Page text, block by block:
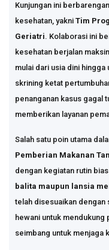
Kunjungan ini
kesehatan, yakni Tim
Geriatri. Kolaborasi ini
kesehatan berjalan
mulai dari usia dini
skrining ketat
penanganan kasus gagal
memberikan layanan
Salah satu poin utama
Pemberian Makanan
dengan kegiatan rutin
balita maupun lansia
telah disesuaikan dengan
hewani untuk mendukung
seimbang untuk menjaga